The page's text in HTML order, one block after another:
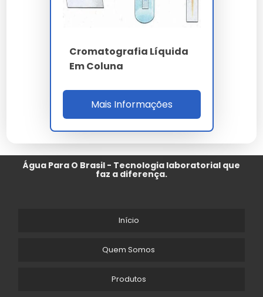
Cromatografia Líquida
Em Coluna
Mais Informações
Água Para O Brasil - Tecnologia laboratorial que
faz a diferença.
Início
Quem Somos
Produtos